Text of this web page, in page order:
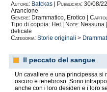
Autore: Batckas Pubblicata: 30/08/
Arancione
Genere: Drammatico, Erotico |
Tipo di coppia: Het |
Note: Nessuna |
delicate
Categoria: Storie originali >
Il peccato del sangue
Un cavaliere e una principessa si
oscuro e tenebroso. Sono
anche con i loro desideri e i loro